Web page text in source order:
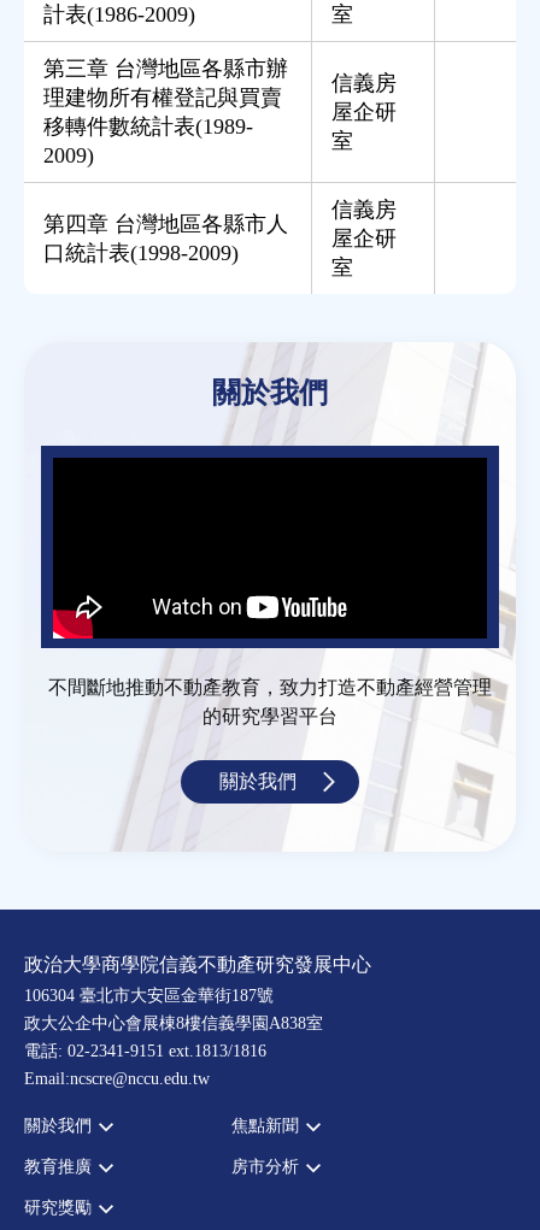
計表(1986-2009)
室
第三章 台灣地區各縣市辦
理建物所有權登記與買賣
移轉件數統計表(1989-
2009)
信義房
屋企研
室
第四章 台灣地區各縣市人
口統計表(1998-2009)
信義房
屋企研
室
關於我們
不間斷地推動不動產教育，致力打造不動產經營管理
的研究學習平台
關於我們
政治大學商學院信義不動產研究發展中心
106304 臺北市大安區金華街187號
政大公企中心會展棟8樓信義學園A838室
電話: 02-2341-9151 ext.1813/1816
Email:ncscre@nccu.edu.tw
關於我們
宗旨願景
設置辦法
焦點新聞
全部新聞
教育推廣
全部活動
房市分析
研究獎勵